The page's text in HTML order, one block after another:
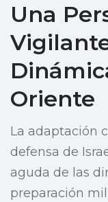
Una
Oriente
La adaptación
defensa de
aguda de las
preparación